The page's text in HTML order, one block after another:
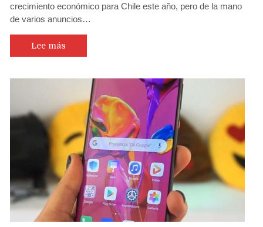
crecimiento económico para Chile este año, pero de la mano
de varios anuncios…
Lee más